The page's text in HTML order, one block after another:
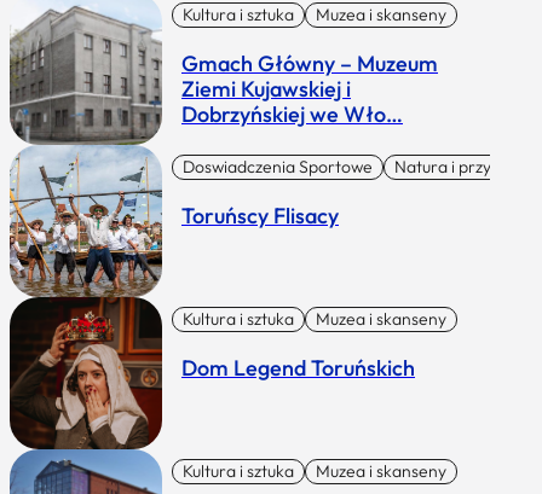
Kultura i sztuka Muzea i skanseny
Gmach Główny – Muzeum
Ziemi Kujawskiej i
Dobrzyńskiej we Wło…
Doswiadczenia Sportowe Natura i przygoda
Toruńscy Flisacy
Kultura i sztuka Muzea i skanseny
Dom Legend Toruńskich
Kultura i sztuka Muzea i skanseny